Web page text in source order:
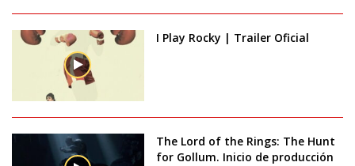
I Play Rocky | Trailer Oficial
The Lord of the Rings: The Hunt
for Gollum. Inicio de producción